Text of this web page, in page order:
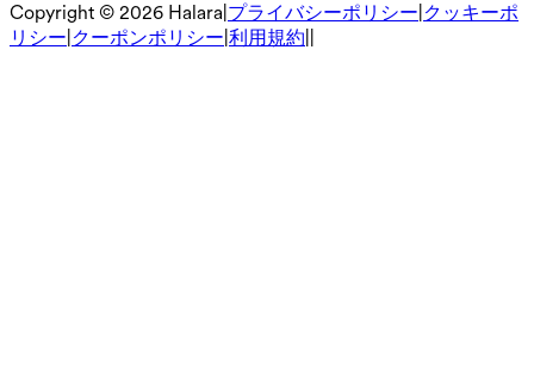
Copyright © 2026 Halara プライバシーポリシー クッキーポ
リシー クーポンポリシー 利用規約